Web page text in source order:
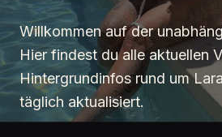
Willkommen auf der
Hier findest du alle aktuellen
Hintergrundinfos rund um
täglich aktualisiert.